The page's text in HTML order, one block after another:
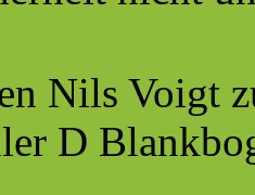
Nils Voigt
D